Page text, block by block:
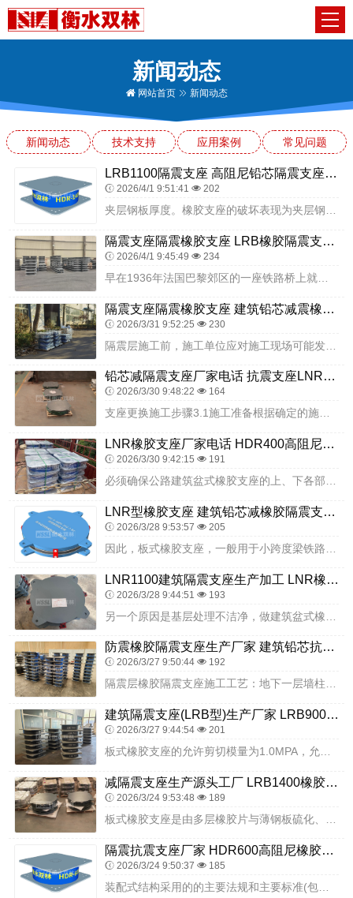
新闻动态
网站首页 新闻动态
新闻动态 技术支持 应用案例 常见问题
LRB1100隔震支座 高阻尼铅芯隔震支座 抗震钢结构支座多少钱
2026/4/1 9:51:41 202
隔震支座隔震橡胶支座 LRB橡胶隔震支座400(II型)厂家 LRB橡胶隔震支座400生产厂家
2026/4/1 9:45:49 234
隔震支座隔震橡胶支座 建筑铅芯减震橡胶隔震支座 圆形高阻尼橡胶隔震支座厂家电话
2026/3/31 9:52:25 230
铅芯减隔震支座厂家电话 抗震支座LNR700源头工厂 民用减震支座厂家
2026/3/30 9:48:22 164
支座更换施工步骤3.1施工准备根据确定的施工方案，做好施工场地工作平台搭设，要求每更换一组支座搭设两个支架，便于施工操作人员及监控人员使用，工作平台要牢固可靠，...
LNR橡胶支座厂家电话 HDR400高阻尼橡胶隔震支座厂家 LRB铅芯隔震支座厂家
2026/3/30 9:42:15 191
LNR型橡胶支座 建筑铅芯减橡胶隔震支座厂家 LRB隔震支座1100源头工厂
2026/3/28 9:53:57 205
LNR1100建筑隔震支座生产加工 LNR橡胶隔震支座D500厂家 LNR500天然隔震支座厂家
2026/3/28 9:44:51 193
防震橡胶隔震支座生产厂家 建筑铅芯抗震支座装置生产厂家 小型隔震支座多少钱
2026/3/27 9:50:44 192
隔震层橡胶隔震支座施工工艺：地下一层墙柱模板拆除→支墩、梁底模模板支设→支墩主筋绑扎→部分箍筋绑扎→焊控制埋板标高的钢筋棍→安装下预埋板→调整下预埋板的位臵并简...
建筑隔震支座(LRB型)生产厂家 LRB900铅芯支座厂家电话 天然橡胶支座(LNR)什么价格
2026/3/27 9:44:54 201
减隔震支座生产源头工厂 LRB1400橡胶隔震支座厂家 隔震支座LNRD420
2026/3/24 9:53:48 189
隔震抗震支座厂家 HDR600高阻尼橡胶隔震支座多少钱 隔震支座装置
2026/3/24 9:50:37 185